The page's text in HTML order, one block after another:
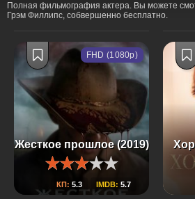
Полная фильмография актера. Вы можете
Грэм Филлипс, собвершенно бесплатно.
Жесткое прошлое (2019)
КП: 5.3 IMDB: 5.7
FHD (1080p)